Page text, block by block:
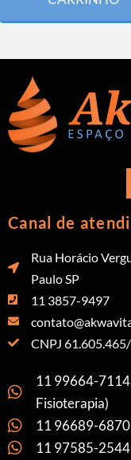
Canal de
Rua Horácio
Paulo SP
11 3857-9497
CNPJ
11 99664-7114
Fisioterapia)
11 96689-6870
11 97585-2544